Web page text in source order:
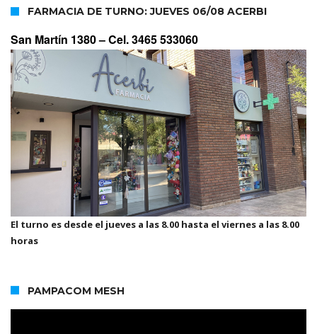
FARMACIA DE TURNO: JUEVES 06/08 ACERBI
San Martín 1380 –Cel. 3465 533060
El turno es desde el jueves a las 8.00 hasta el viernes a las 8.00
horas
PAMPACOM MESH